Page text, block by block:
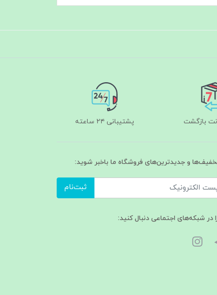
پشتیبانی ۲۴ ساعته
و جدیدترین‌های فروشگاه ما باخبر شوید:
ثبت‌نام
در شبکه‌های اجتماعی دنبال کنید: